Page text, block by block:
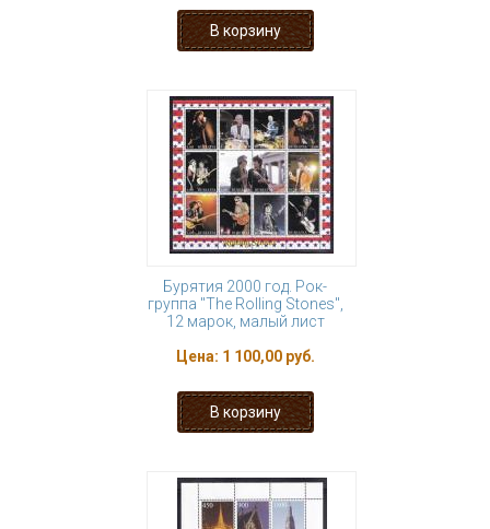
Бурятия 2000 год. Рок-
группа "The Rolling Stones",
12 марок, малый лист
Цена: 1 100,00 руб.